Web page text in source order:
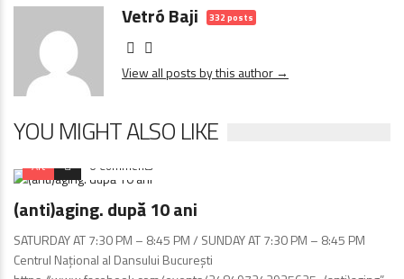
Vetró Baji 332 posts
View all posts by this author →
YOU MIGHT ALSO LIKE
Art 0 Comments
(anti)aging. după 10 ani
SATURDAY AT 7:30 PM – 8:45 PM / SUNDAY AT 7:30 PM – 8:45 PM
Centrul Naţional al Dansului Bucureşti